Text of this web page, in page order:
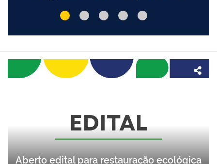
Aberto edital para restauração ecológica